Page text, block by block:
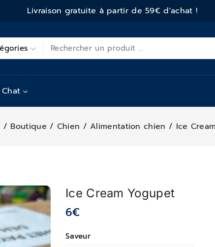
Livraison gratuite à partir de 59€ d'achat !
Chat
/ Boutique / Chien / Alimentation chien / Ice
Ice Cream Yogupet
6€
Saveur